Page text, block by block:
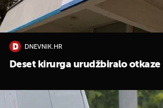
DNEVNIK.HR
Deset kirurga urudžbiralo otkaze